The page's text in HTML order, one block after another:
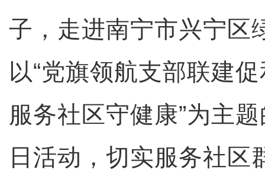
子，走进南宁市兴宁区
以“党旗领航支部联建
服务社区守健康”为主
日活动，切实服务社区